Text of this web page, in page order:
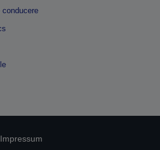
conducere
Impressum